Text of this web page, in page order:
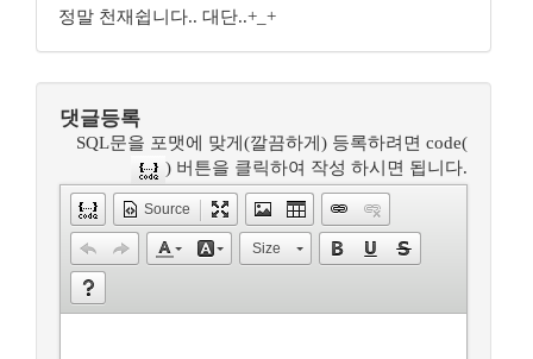
정말 천재쉽니다.. 대단..+_+
댓글등록
SQL문을 포맷에 맞게(깔끔하게) 등록하려면 code(
) 버튼을 클릭하여 작성 하시면 됩니다.
Source
Size